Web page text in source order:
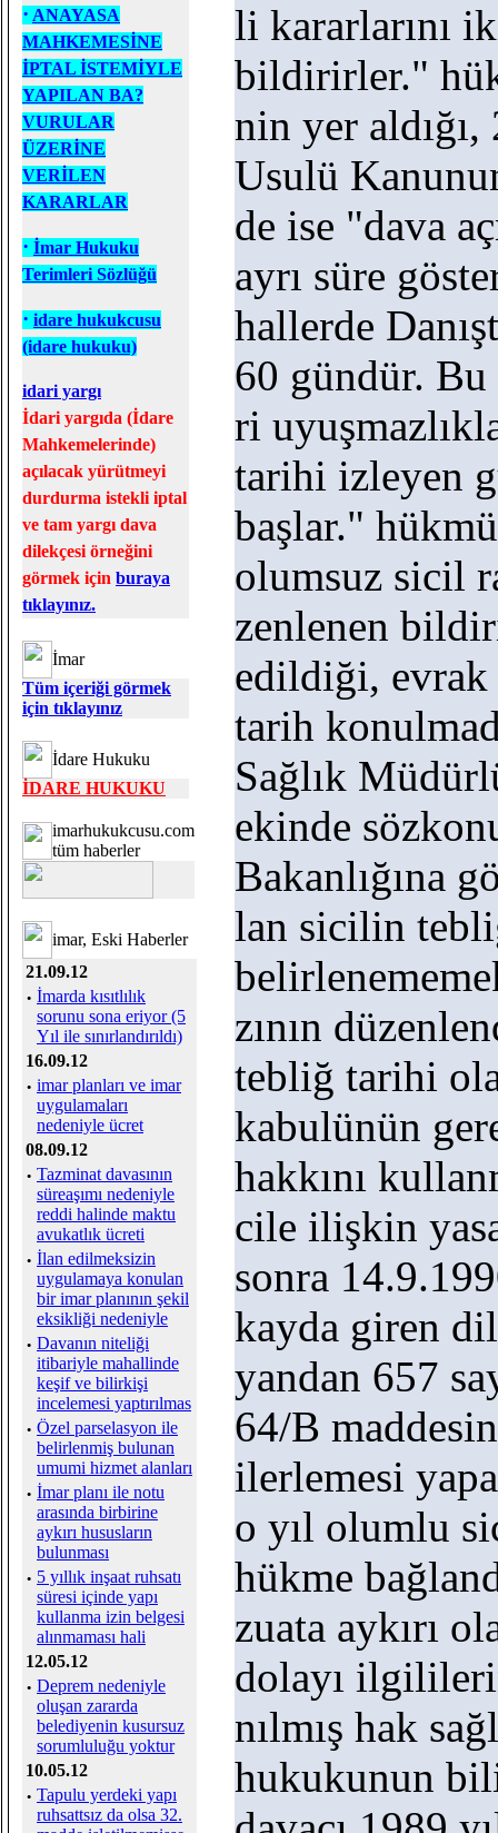
· ANAYASA
MAHKEMESİNE
İPTAL İSTEMİYLE
YAPILAN BA?
VURULAR
ÜZERİNE
VERİLEN
KARARLAR
· İmar Hukuku
Terimleri Sözlüğü
· idare hukukcusu
(idare hukuku)
idari yargı
İdari yargıda (İdare
Mahkemelerinde)
açılacak yürütmeyi
durdurma istekli iptal
ve tam yargı dava
dilekçesi örneğini
görmek için buraya
tıklayınız.
İmar
Tüm içeriği görmek
için tıklayınız
İdare Hukuku
İDARE HUKUKU
imarhukukcusu.com
tüm haberler
imar, Eski Haberler
21.09.12
· İmarda kısıtlılık
sorunu sona eriyor (5
Yıl ile sınırlandırıldı)
16.09.12
· imar planları ve imar
uygulamaları
nedeniyle ücret
08.09.12
· Tazminat davasının
süreaşımı nedeniyle
reddi halinde maktu
avukatlık ücreti
· İlan edilmeksizin
uygulamaya konulan
bir imar planının şekil
eksikliği nedeniyle
· Davanın niteliği
itibariyle mahallinde
keşif ve bilirkişi
incelemesi yaptırılmas
· Özel parselasyon ile
belirlenmiş bulunan
umumi hizmet alanları
· İmar planı ile notu
arasında birbirine
aykırı hususların
bulunması
· 5 yıllık inşaat ruhsatı
süresi içinde yapı
kullanma izin belgesi
alınmaması hali
12.05.12
· Deprem nedeniyle
oluşan zararda
belediyenin kusursuz
sorumluluğu yoktur
10.05.12
· Tapulu yerdeki yapı
ruhsattsız da olsa 32.
li kararlarını
bildirirler."
nin yer aldığı,
Usulü
de ise "dava
ayrı süre
hallerde
60 gündür. Bu
ri
tarihi izleyen
başlar."
olumsuz sicil
zenlenen
edildiği, evrak
tarih
Sağlık
ekinde
Bakanlığına
lan sicilin
zının
tebliğ tarihi
kabulünün
hakkını
cile ilişkin
sonra
kayda giren
yandan 657
64/B
ilerlemesi
o yıl olumlu
hükme
zuata aykırı
dolayı
nılmış hak
hukukunun